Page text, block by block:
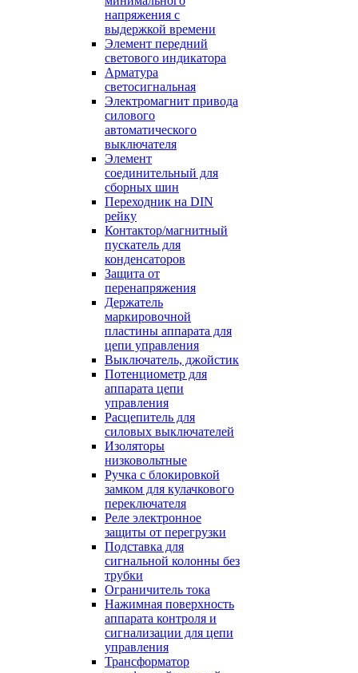
напряжения с
выдержкой времени
Элемент передний
светового индикатора
Арматура
светосигнальная
Электромагнит привода
силового
автоматического
выключателя
Элемент
соединительный для
сборных шин
Переходник на DIN
рейку
Контактор/магнитный
пускатель для
конденсаторов
Защита от
перенапряжения
Держатель
маркировочной
пластины аппарата для
цепи управления
Выключатель, джойстик
Потенциометр для
аппарата цепи
управления
Расцепитель для
силовых выключателей
Изоляторы
низковольтные
Ручка с блокировкой
замком для кулачкового
переключателя
Реле электронное
защиты от перегрузки
Подставка для
сигнальной колонны без
трубки
Ограничитель тока
Нажимная поверхность
аппарата контроля и
сигнализации для цепи
управления
Трансформатор